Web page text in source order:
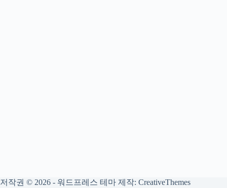
저작권 © 2026 - 워드프레스 테마 제작: CreativeThemes